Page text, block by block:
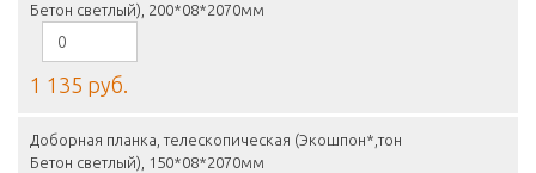
Бетон светлый), 200*08*2070мм
1 135 руб.
Доборная планка, телескопическая (Экошпон*,тон
Бетон светлый), 150*08*2070мм